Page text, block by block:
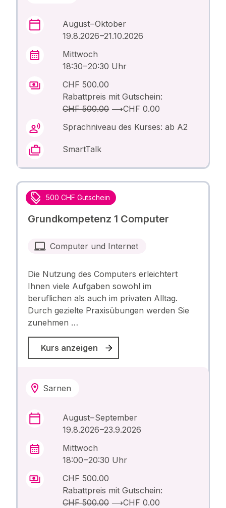
August – Oktober
19.8.2026 –21.10.2026
Mittwoch
18:30 – 20:30 Uhr
CHF 500.00
Rabattpreis mit Gutschein:
CHF 500.00⟶CHF 0.00
Sprachniveau des Kurses: ab A2
SmartTalk
500 CHF Gutschein
Grundkompetenz 1 Computer
Computer und Internet
Die Nutzung des Computers erleichtert
Ihnen viele Aufgaben sowohl im
beruflichen als auch im privaten Alltag.
Durch gezielte Praxisübungen werden Sie
zunehmen …
Kurs anzeigen
Sarnen
August – September
19.8.2026 –23.9.2026
Mittwoch
18:00 – 20:30 Uhr
CHF 500.00
Rabattpreis mit Gutschein:
CHF 500.00⟶CHF 0.00